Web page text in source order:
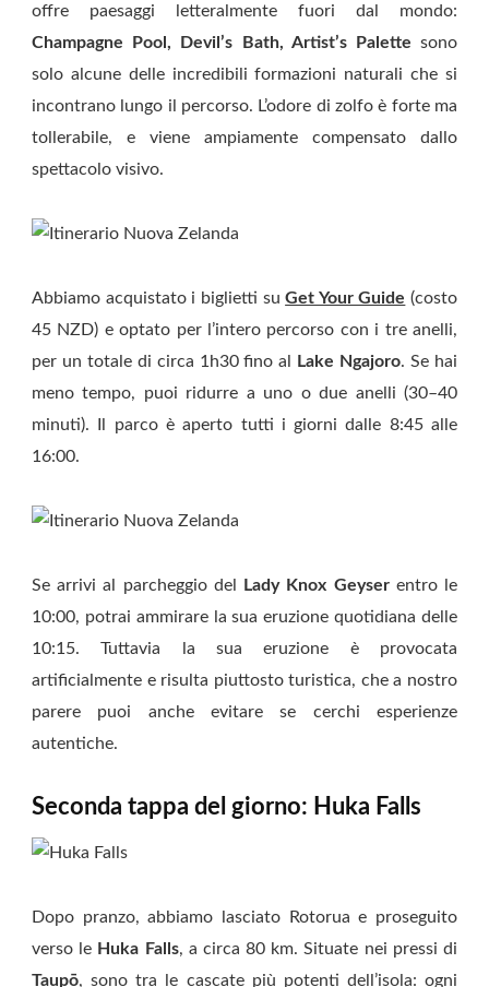
offre paesaggi letteralmente fuori dal mondo:
Champagne Pool, Devil’s Bath, Artist’s Palette sono
solo alcune delle incredibili formazioni naturali che si
incontrano lungo il percorso. L’odore di zolfo è forte ma
tollerabile, e viene ampiamente compensato dallo
spettacolo visivo.
Abbiamo acquistato i biglietti suGet Your Guide (costo
45 NZD) e optato per l’intero percorso con i tre anelli,
per un totale di circa 1h30 fino al
Lake Ngajoro. Se hai
meno tempo, puoi ridurre a uno o due anelli (30–40
minuti). Il parco è aperto tutti i giorni dalle 8:45 alle
16:00.
Se arrivi al parcheggio del Lady Knox Geyserentro le
10:00, potrai ammirare la sua eruzione quotidiana delle
10:15. Tuttavia la sua eruzione è provocata
artificialmente e risulta piuttosto turistica, che a nostro
parere puoi anche evitare se cerchi esperienze
autentiche.
Seconda tappa del giorno: Huka Falls
Dopo pranzo, abbiamo lasciato Rotorua e proseguito
verso le Huka Falls, a circa 80 km. Situate nei pressi di
Taupō, sono tra le cascate più potenti dell’isola: ogni